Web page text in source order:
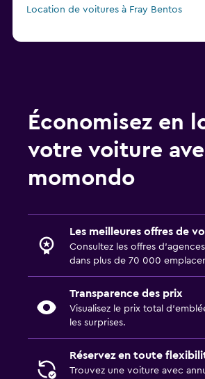
Location de voitures à Fray Bentos
Économisez en
votre voiture
momondo
Les meilleures offres de
Consultez les offres
dans plus de 70 000
Transparence des prix
Visualisez le prix total
les surprises.
Réservez en toute
Trouvez une voiture avec